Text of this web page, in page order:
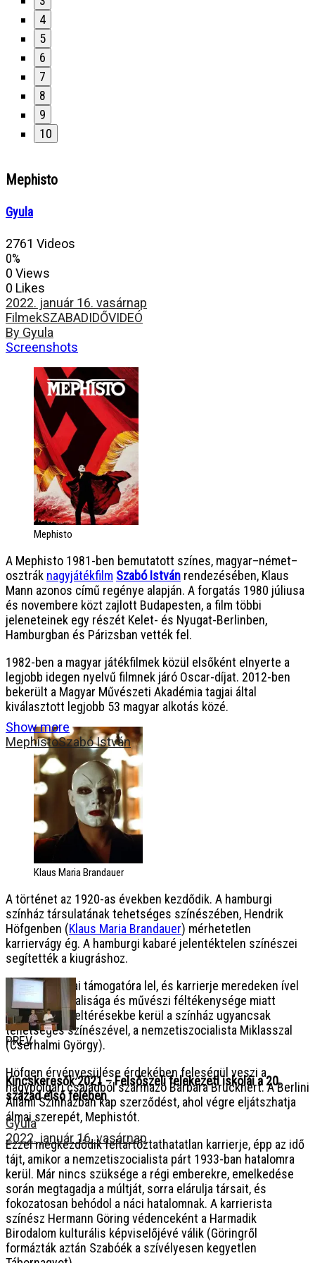
4
5
6
7
8
9
10
Mephisto
Gyula
2761 Videos
0%
0 Views
0 Likes
2022. január 16. vasárnap
FilmekSZABADIDŐVIDEÓ
By Gyula
Screenshots
Mephisto
A Mephisto 1981-ben bemutatott színes, magyar–német–
osztrák nagyjátékfilm Szabó István rendezésében, Klaus
Mann azonos című regénye alapján. A forgatás 1980 júliusa
és novembere közt zajlott Budapesten, a film többi
jeleneteinek egy részét Kelet- és Nyugat-Berlinben,
Hamburgban és Párizsban vették fel.
1982-ben a magyar játékfilmek közül elsőként elnyerte a
legjobb idegen nyelvű filmnek járó Oscar-díjat. 2012-ben
bekerült a Magyar Művészeti Akadémia tagjai által
kiválasztott legjobb 53 magyar alkotás közé.
Klaus Maria Brandauer
A történet az 1920-as években kezdődik. A hamburgi
színház társulatának tehetséges színészében, Hendrik
Höfgenben (Klaus Maria Brandauer) mérhetetlen
karriervágy ég. A hamburgi kabaré jelentéktelen színészei
segítették a kiugráshoz.
Magas politikai támogatóra lel, és karrierje meredeken ível
felfelé. Baloldalisága és művészi féltékenysége miatt
Höfgen nézeteltérésekbe kerül a színház ugyancsak
tehetséges színészével, a nemzetiszocialista Miklasszal
(Cserhalmi György).
Höfgen érvényesülése érdekében feleségül veszi a
nagypolgári családból származó Barbara Brucknert. A Berlini
Állami Színházban kap szerződést, ahol végre eljátszhatja
álmai szerepét, Mephistót.
Ezzel megkezdődik feltartóztathatatlan karrierje, épp az idő
tájt, amikor a nemzetiszocialista párt 1933-ban hatalomra
kerül. Már nincs szüksége a régi emberekre, emelkedése
során megtagadja a múltját, sorra elárulja társait, és
fokozatosan behódol a náci hatalomnak. A karrierista
színész Hermann Göring védenceként a Harmadik
Birodalom kulturális képviselőjévé válik (Göringről
formázták aztán Szabóék a szívélyesen kegyetlen
Show more
MephistoSzabó István
PREV
Kincskeresők 2021 – Felsőszeli felekezeti iskolái a 20.
század első felében
Gyula
2022. január 16. vasárnap